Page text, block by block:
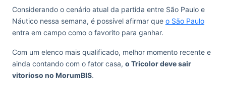
Considerando o cenário atual da partida entre São Paulo e
Náutico nessa semana, é possível afirmar que o São Paulo
entra em campo como o favorito para ganhar.
Com um elenco mais qualificado, melhor momento recente e
ainda contando com o fator casa, o Tricolor deve sair
vitorioso no MorumBIS.